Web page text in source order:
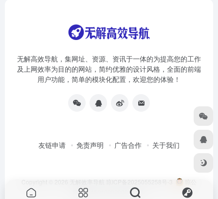
无解高效导航，集网址、资源、资讯于一体的为提高您的工作
及上网效率为目的的网站，简约优雅的设计风格，全面的前端
用户功能，简单的模块化配置，欢迎您的体验！
友链申请 免责声明 广告合作 关于我们
Copyright © 2026 无解效率导航 琼ICP备2025055258号-3
琼公
网安备46010002000981号